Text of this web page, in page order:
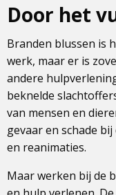
Door het
Branden blussen is
werk, maar er is
andere
beknelde
van mensen en
gevaar en schade
en reanimaties.
Maar werken bij de